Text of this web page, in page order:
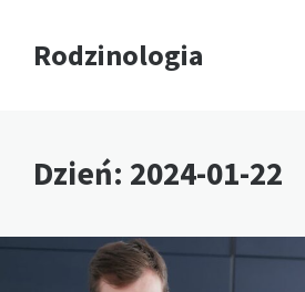
Rodzinologia
Dzień: 2024-01-22